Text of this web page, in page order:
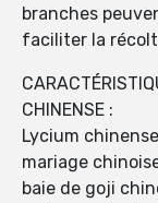
branches
faciliter la
CHINENSE :
Lycium
mariage
baie de goji